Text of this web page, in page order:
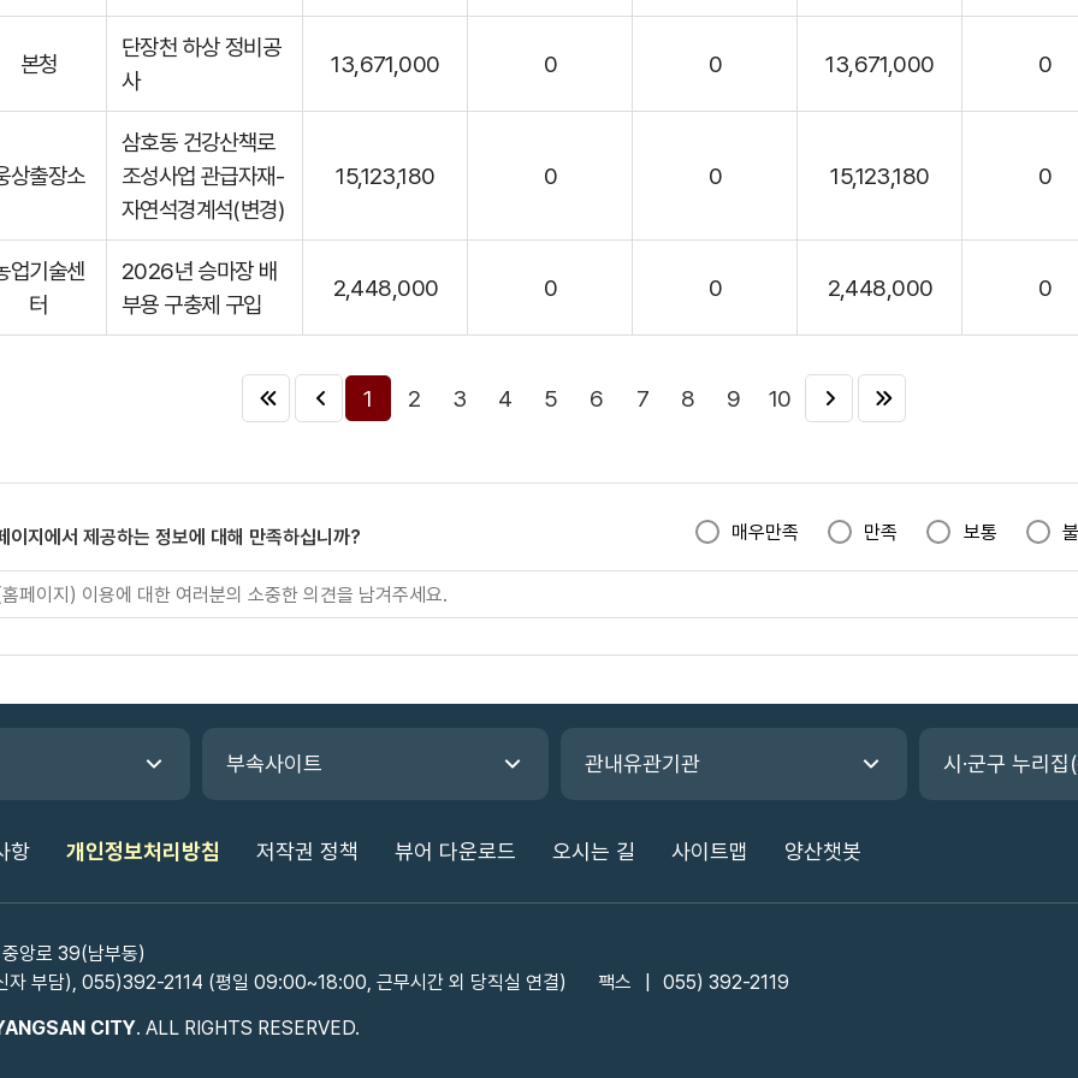
본청
단장천 하상 정비공
사
13,671,000 0 0 13,671,000 0
상출장소
삼호동 건강산책로
조성사업 관급자재-
자연석경계석(변경)
15,123,180 0 0 15,123,180 0
업기술센
터
2026년 승마장 배
부용 구충제 구입
2,448,000 0 0 2,448,000 0
1 2 3 4 5 6 7 8 9 10
이지에서 제공하는 정보에 대해 만족하십니까? 매우만족 만족 보통
부속사이트 관내유관기관 시·군구 누리
항 개인정보처리방침 저작권 정책 뷰어 다운로드 오시는 길 사이트맵 양산챗봇
앙로 39(남부동)
부담), 055)392-2114 (평일 09:00~18:00, 근무시간 외 당직실 연결) 팩스
055) 392-2119
CITY. ALL RIGHTS RESERVED.